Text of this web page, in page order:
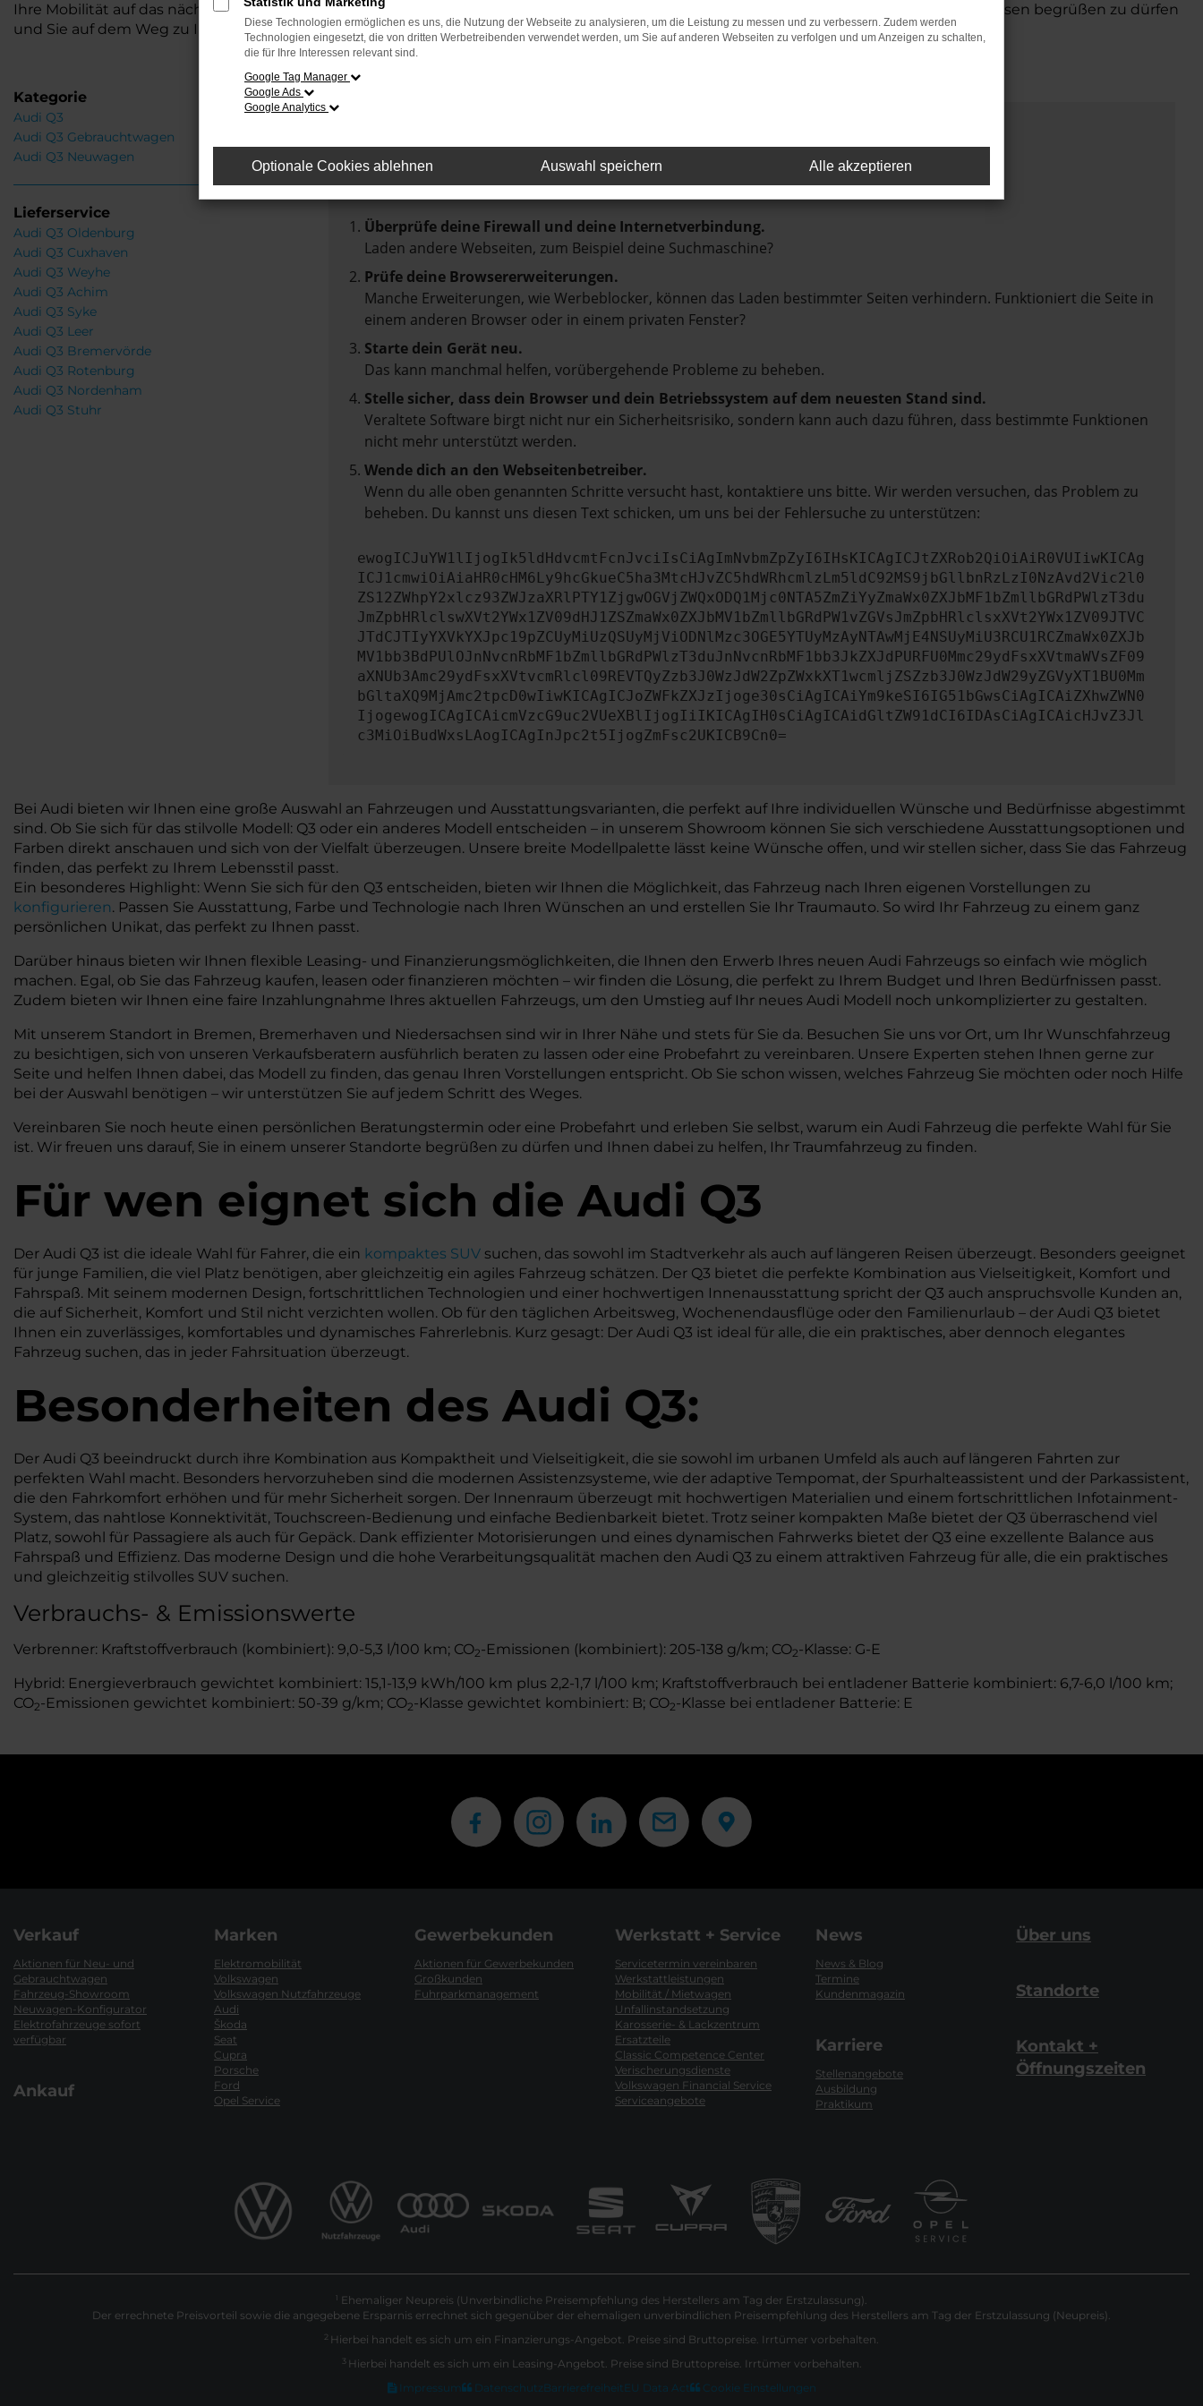
Ihre Mobilität auf das nächste Level hebt. Wir freuen uns darauf, Sie an einem unserer Standorte in Bremen, Bremerhaven und Niedersachsen begrüßen zu dürfen
und Sie auf dem Weg zu Ihrem neuen Fahrzeug zu begleiten.
Kategorie
Audi Q3
Audi Q3 Gebrauchtwagen
Audi Q3 Neuwagen
Lieferservice
Audi Q3 Oldenburg
Audi Q3 Cuxhaven
Audi Q3 Weyhe
Audi Q3 Achim
Audi Q3 Syke
Audi Q3 Leer
Audi Q3 Bremervörde
Audi Q3 Rotenburg
Audi Q3 Nordenham
Audi Q3 Stuhr
Beim Laden ist ein Fehler aufgetreten.
Hier sind ein paar Tipps, die dir helfen können:
Überprüfe deine Firewall und deine Internetverbindung.
Laden andere Webseiten, zum Beispiel deine Suchmaschine?
Prüfe deine Browsererweiterungen.
Manche Erweiterungen, wie Werbeblocker, können das Laden bestimmter Seiten verhindern. Funktioniert die Seite in
einem anderen Browser oder in einem privaten Fenster?
Starte dein Gerät neu.
Das kann manchmal helfen, vorübergehende Probleme zu beheben.
Stelle sicher, dass dein Browser und dein Betriebssystem auf dem neuesten Stand sind.
Veraltete Software birgt nicht nur ein Sicherheitsrisiko, sondern kann auch dazu führen, dass bestimmte Funktionen
nicht mehr unterstützt werden.
Wende dich an den Webseitenbetreiber.
Wenn du alle oben genannten Schritte versucht hast, kontaktiere uns bitte. Wir werden versuchen, das Problem zu
beheben. Du kannst uns diesen Text schicken, um uns bei der Fehlersuche zu unterstützen:
ewogICJuYW1lIjogIk5ldHdvcmtFcnJvciIsCiAgImNvbmZpZyI6IHsKICAgICJtZXRob2QiOiAiR0VUIiwKICAg
ICJ1cmwiOiAiaHR0cHM6Ly9hcGkueC5ha3MtcHJvZC5hdWRhcmlzLm5ldC92MS9jbGllbnRzLzI0NzAvd2Vic2l0
ZS12ZWhpY2xlcz93ZWJzaXRlPTY1ZjgwOGVjZWQxODQ1Mjc0NTA5ZmZiYyZmaWx0ZXJbMF1bZmllbGRdPWlzT3du
JmZpbHRlclswXVt2YWx1ZV09dHJ1ZSZmaWx0ZXJbMV1bZmllbGRdPW1vZGVsJmZpbHRlclsxXVt2YWx1ZV09JTVC
JTdCJTIyYXVkYXJpc19pZCUyMiUzQSUyMjViODNlMzc3OGE5YTUyMzAyNTAwMjE4NSUyMiU3RCU1RCZmaWx0ZXJb
MV1bb3BdPUlOJnNvcnRbMF1bZmllbGRdPWlzT3duJnNvcnRbMF1bb3JkZXJdPURFU0Mmc29ydFsxXVtmaWVsZF09
aXNUb3Amc29ydFsxXVtvcmRlcl09REVTQyZzb3J0WzJdW2ZpZWxkXT1wcmljZSZzb3J0WzJdW29yZGVyXT1BU0Mm
bGltaXQ9MjAmc2tpcD0wIiwKICAgICJoZWFkZXJzIjoge30sCiAgICAiYm9keSI6IG51bGwsCiAgICAiZXhwZWN0
IjogewogICAgICAicmVzcG9uc2VUeXBlIjogIiIKICAgIH0sCiAgICAidGltZW91dCI6IDAsCiAgICAicHJvZ3Jl
c3MiOiBudWxsLAogICAgInJpc2t5IjogZmFsc2UKICB9Cn0=
Bei Audi bieten wir Ihnen eine große Auswahl an Fahrzeugen und Ausstattungsvarianten, die perfekt auf Ihre individuellen Wünsche und Bedürfnisse abgestimmt
sind. Ob Sie sich für das stilvolle Modell: Q3 oder ein anderes Modell entscheiden – in unserem Showroom können Sie sich verschiedene Ausstattungsoptionen und
Farben direkt anschauen und sich von der Vielfalt überzeugen. Unsere breite Modellpalette lässt keine Wünsche offen, und wir stellen sicher, dass Sie das Fahrzeug
finden, das perfekt zu Ihrem Lebensstil passt.
Ein besonderes Highlight: Wenn Sie sich für den Q3 entscheiden, bieten wir Ihnen die Möglichkeit, das Fahrzeug nach Ihren eigenen Vorstellungen zu
konfigurieren. Passen Sie Ausstattung, Farbe und Technologie nach Ihren Wünschen an und erstellen Sie Ihr Traumauto. So wird Ihr Fahrzeug zu einem ganz
persönlichen Unikat, das perfekt zu Ihnen passt.
Darüber hinaus bieten wir Ihnen flexible Leasing- und Finanzierungsmöglichkeiten, die Ihnen den Erwerb Ihres neuen Audi Fahrzeugs so einfach wie möglich
machen. Egal, ob Sie das Fahrzeug kaufen, leasen oder finanzieren möchten – wir finden die Lösung, die perfekt zu Ihrem Budget und Ihren Bedürfnissen passt.
Zudem bieten wir Ihnen eine faire Inzahlungnahme Ihres aktuellen Fahrzeugs, um den Umstieg auf Ihr neues Audi Modell noch unkomplizierter zu gestalten.
Mit unserem Standort in Bremen, Bremerhaven und Niedersachsen sind wir in Ihrer Nähe und stets für Sie da. Besuchen Sie uns vor Ort, um Ihr Wunschfahrzeug
zu besichtigen, sich von unseren Verkaufsberatern ausführlich beraten zu lassen oder eine Probefahrt zu vereinbaren. Unsere Experten stehen Ihnen gerne zur
Seite und helfen Ihnen dabei, das Modell zu finden, das genau Ihren Vorstellungen entspricht. Ob Sie schon wissen, welches Fahrzeug Sie möchten oder noch Hilfe
bei der Auswahl benötigen – wir unterstützen Sie auf jedem Schritt des Weges.
Vereinbaren Sie noch heute einen persönlichen Beratungstermin oder eine Probefahrt und erleben Sie selbst, warum ein Audi Fahrzeug die perfekte Wahl für Sie
ist. Wir freuen uns darauf, Sie in einem unserer Standorte begrüßen zu dürfen und Ihnen dabei zu helfen, Ihr Traumfahrzeug zu finden.
Für wen eignet sich die Audi Q3
Der Audi Q3 ist die ideale Wahl für Fahrer, die ein kompaktes SUV suchen, das sowohl im Stadtverkehr als auch auf längeren Reisen überzeugt. Besonders geeignet
für junge Familien, die viel Platz benötigen, aber gleichzeitig ein agiles Fahrzeug schätzen. Der Q3 bietet die perfekte Kombination aus Vielseitigkeit, Komfort und
Fahrspaß. Mit seinem modernen Design, fortschrittlichen Technologien und einer hochwertigen Innenausstattung spricht der Q3 auch anspruchsvolle Kunden an,
die auf Sicherheit, Komfort und Stil nicht verzichten wollen. Ob für den täglichen Arbeitsweg, Wochenendausflüge oder den Familienurlaub – der Audi Q3 bietet
Ihnen ein zuverlässiges, komfortables und dynamisches Fahrerlebnis. Kurz gesagt: Der Audi Q3 ist ideal für alle, die ein praktisches, aber dennoch elegantes
Fahrzeug suchen, das in jeder Fahrsituation überzeugt.
Besonderheiten des Audi Q3:
Der Audi Q3 beeindruckt durch ihre Kombination aus Kompaktheit und Vielseitigkeit, die sie sowohl im urbanen Umfeld als auch auf längeren Fahrten zur
perfekten Wahl macht. Besonders hervorzuheben sind die modernen Assistenzsysteme, wie der adaptive Tempomat, der Spurhalteassistent und der Parkassistent,
die den Fahrkomfort erhöhen und für mehr Sicherheit sorgen. Der Innenraum überzeugt mit hochwertigen Materialien und einem fortschrittlichen Infotainment-
System, das nahtlose Konnektivität, Touchscreen-Bedienung und einfache Bedienbarkeit bietet. Trotz seiner kompakten Maße bietet der Q3 überraschend viel
Platz, sowohl für Passagiere als auch für Gepäck. Dank effizienter Motorisierungen und eines dynamischen Fahrwerks bietet der Q3 eine exzellente Balance aus
Fahrspaß und Effizienz. Das moderne Design und die hohe Verarbeitungsqualität machen den Audi Q3 zu einem attraktiven Fahrzeug für alle, die ein praktisches
und gleichzeitig stilvolles SUV suchen.
Verbrauchs- & Emissionswerte
Verbrenner: Kraftstoffverbrauch (kombiniert): 9,0-5,3 l/100 km; CO2-Emissionen (kombiniert): 205-138 g/km; CO2-Klasse: G-E
Hybrid: Energieverbrauch gewichtet kombiniert: 15,1-13,9 kWh/100 km plus 2,2-1,7 l/100 km; Kraftstoffverbrauch bei entladener Batterie kombiniert: 6,7-6,0 l/100 km;
CO2-Emissionen gewichtet kombiniert: 50-39 g/km; CO2-Klasse gewichtet kombiniert: B; CO2-Klasse bei entladener Batterie: E
Verkauf
Aktionen für Neu- und
Gebrauchtwagen
Fahrzeug-Showroom
Neuwagen-Konfigurator
Elektrofahrzeuge sofort
verfügbar
Ankauf
Marken
Elektromobilität
Volkswagen
Volkswagen Nutzfahrzeuge
Audi
Škoda
Seat
Cupra
Porsche
Ford
Opel Service
Gewerbekunden
Aktionen für Gewerbekunden
Großkunden
Fuhrparkmanagement
Werkstatt + Service
Servicetermin vereinbaren
Werkstattleistungen
Mobilität / Mietwagen
Unfallinstandsetzung
Karosserie- & Lackzentrum
Ersatzteile
Classic Competence Center
Verischerungsdienste
Volkswagen Financial Service
Serviceangebote
News
News & Blog
Termine
Kundenmagazin
Karriere
Stellenangebote
Ausbildung
Praktikum
Über uns
Standorte
Kontakt +
Öffnungszeiten
1 Ehemaliger Neupreis (Unverbindliche Preisempfehlung des Herstellers am Tag der Erstzulassung).
Der errechnete Preisvorteil sowie die angegebene Ersparnis errechnet sich gegenüber der ehemaligen unverbindlichen Preisempfehlung des Herstellers am Tag der Erstzulassung (Neupreis).
2 Hierbei handelt es sich um ein Finanzierungs-Angebot. Preise sind Bruttopreise. Irrtümer vorbehalten.
3 Hierbei handelt es sich um ein Leasing-Angebot. Preise sind Bruttopreise. Irrtümer vorbehalten.
Impressum
Datenschutz Barrierefreiheit EU Data Act
Cookie Einstellungen
Diese Technologien ermöglichen es uns, die Nutzung der Webseite zu analysieren, um die Leistung zu messen und zu verbessern. Zudem werden
Technologien eingesetzt, die von dritten Werbetreibenden verwendet werden, um Sie auf anderen Webseiten zu verfolgen und um Anzeigen zu schalten,
die für Ihre Interessen relevant sind.
Google Tag Manager
Google Ads
Google Analytics
Optionale Cookies ablehnen Auswahl speichern Alle akzeptieren